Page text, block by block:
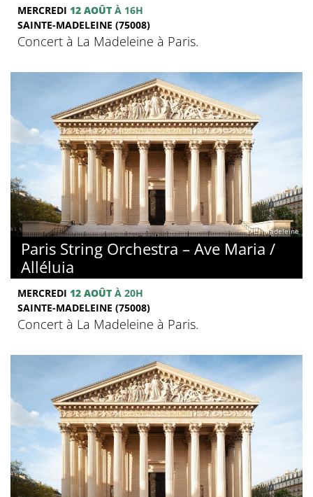
MERCREDI 12 AOÛT À 16H
SAINTE-MADELEINE (75008)
Concert à La Madeleine à Paris.
© La Madeleine
Paris String Orchestra – Ave Maria /
Alléluia
MERCREDI 12 AOÛT À 20H
SAINTE-MADELEINE (75008)
Concert à La Madeleine à Paris.